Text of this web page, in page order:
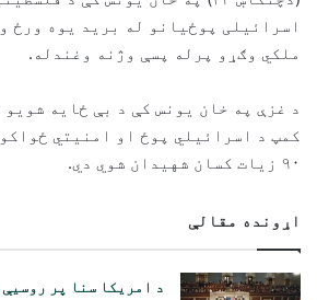
اسرائیلی پوځیانو له برید یوه ورځ
ملکي وګړو پرله پسې وژنه وغندله.
د غزې په خان یونس کې د بې ځایه
کمپ د اسرائیلي پوځ او امنیتي
۹۰ زیات کسان شهیدان شوي دي.
اړونده مقالې
د امریکا سنا پر